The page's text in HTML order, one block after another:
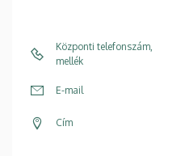
Központi telefonszám,
mellék
E-mail
Cím